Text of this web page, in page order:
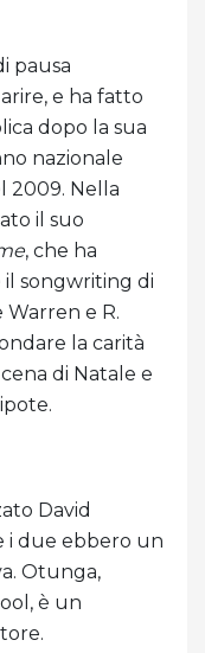
pausa
e ha fatto
dopo la sua
nazionale
2009. Nella
il suo
, che ha
songwriting di
Warren e R.
la carità
di Natale e
David
i due ebbero un
Otunga,
è un